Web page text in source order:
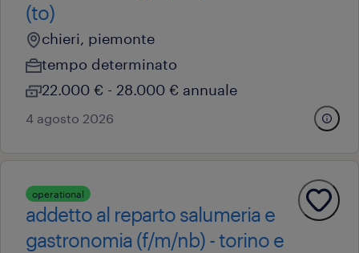
(to)
chieri, piemonte
tempo determinato
22.000 € - 28.000 € annuale
4 agosto 2026
operational
addetto al reparto salumeria e
gastronomia (f/m/nb) - torino e